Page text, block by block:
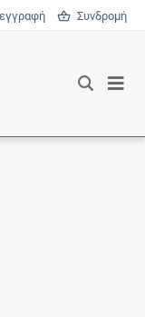
Συνδρομή